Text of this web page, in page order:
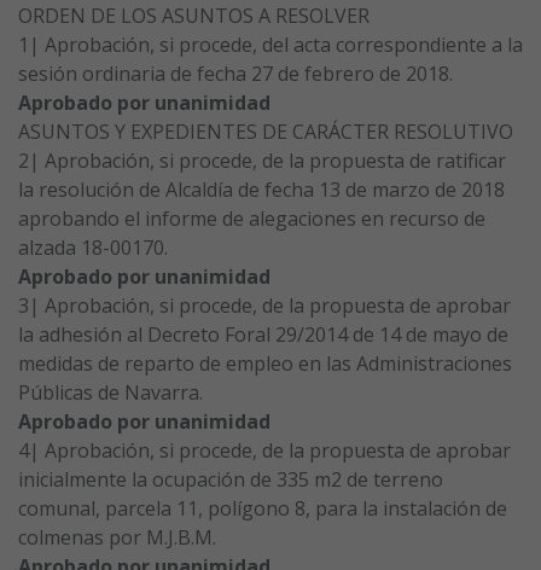
ORDEN DE LOS ASUNTOS A RESOLVER
1| Aprobación, si procede, del acta correspondiente a la
sesión ordinaria de fecha 27 de febrero de 2018.
Aprobado por unanimidad
ASUNTOS Y EXPEDIENTES DE CARÁCTER RESOLUTIVO
2| Aprobación, si procede, de la propuesta de ratificar
la resolución de Alcaldía de fecha 13 de marzo de 2018
aprobando el informe de alegaciones en recurso de
alzada 18-00170.
Aprobado por unanimidad
3| Aprobación, si procede, de la propuesta de aprobar
la adhesión al Decreto Foral 29/2014 de 14 de mayo de
medidas de reparto de empleo en las Administraciones
Públicas de Navarra.
Aprobado por unanimidad
4| Aprobación, si procede, de la propuesta de aprobar
inicialmente la ocupación de 335 m2 de terreno
comunal, parcela 11, polígono 8, para la instalación de
colmenas por M.J.B.M.